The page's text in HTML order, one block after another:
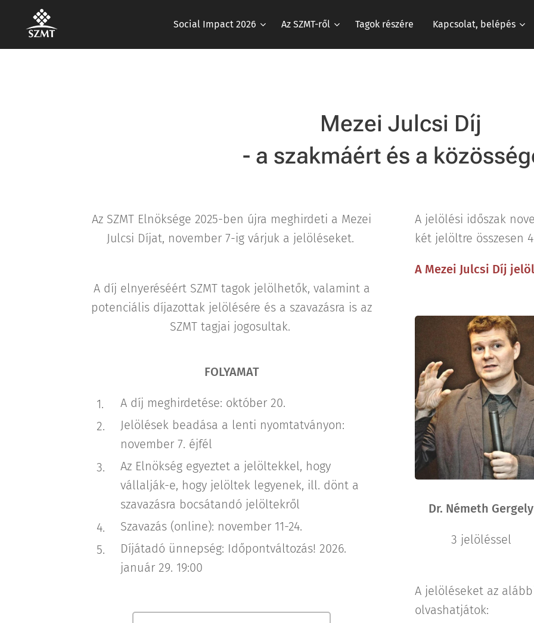
Social Impact 2026 Az SZMT-ről Tagok részére Kapcsolat, belépés
Mezei Julcsi Díj
- a szakmáért és a
Az SZMT Elnöksége 2025-ben újra meghirdeti a Mezei
Julcsi Díjat, november 7-ig várjuk a jelöléseket.
A díj elnyeréséért SZMT tagok jelölhetők, valamint a
potenciális díjazottak jelölésére és a szavazásra is az
SZMT tagjai jogosultak.
FOLYAMAT
A díj meghirdetése: október 20.
Jelölések beadása a lenti nyomtatványon:
november 7. éjfél
Az Elnökség egyeztet a jelöltekkel, hogy
vállalják-e, hogy jelöltek legyenek, ill. dönt a
szavazásra bocsátandó jelöltekről
Szavazás (online): november 11-24.
Díjátadó ünnepség: Időpontváltozás! 2026.
január 29. 19:00
A jelölési időszak
két jelöltre összesen
A Mezei Julcsi Díj
Dr. Németh Gergely
3 jelöléssel
A jelöléseket az
olvashatjátok: